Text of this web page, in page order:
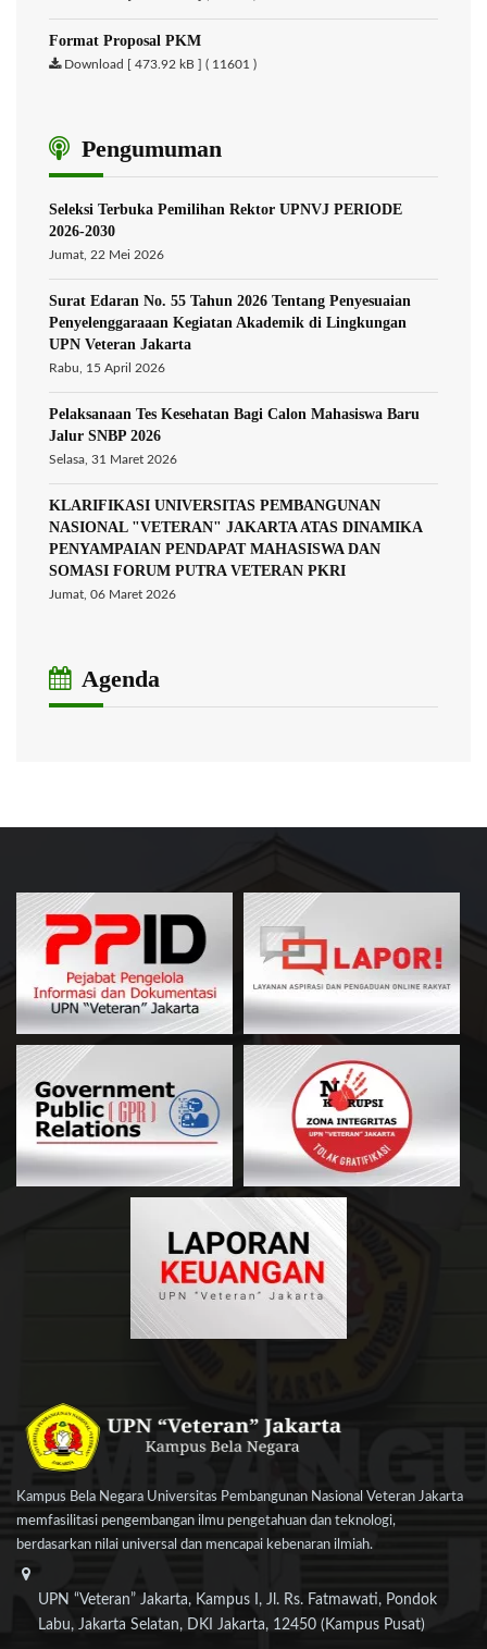
Format Proposal PKM
Download [ 473.92 kB ] ( 11601 )
Pengumuman
Seleksi Terbuka Pemilihan Rektor UPNVJ PERIODE
2026-2030
Jumat, 22 Mei 2026
Surat Edaran No. 55 Tahun 2026 Tentang Penyesuaian
Penyelenggaraaan Kegiatan Akademik di Lingkungan
UPN Veteran Jakarta
Rabu, 15 April 2026
Pelaksanaan Tes Kesehatan Bagi Calon Mahasiswa Baru
Jalur SNBP 2026
Selasa, 31 Maret 2026
KLARIFIKASI UNIVERSITAS PEMBANGUNAN
NASIONAL "VETERAN" JAKARTA ATAS DINAMIKA
PENYAMPAIAN PENDAPAT MAHASISWA DAN
SOMASI FORUM PUTRA VETERAN PKRI
Jumat, 06 Maret 2026
Agenda
Kampus Bela Negara Universitas Pembangunan Nasional Veteran Jakarta
memfasilitasi pengembangan ilmu pengetahuan dan teknologi,
berdasarkan nilai universal dan mencapai kebenaran ilmiah.
UPN “Veteran” Jakarta, Kampus I, Jl. Rs. Fatmawati, Pondok
Labu, Jakarta Selatan, DKI Jakarta, 12450 (Kampus Pusat)